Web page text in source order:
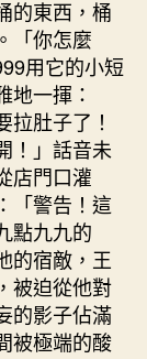
的東西，桶
「你怎麼
用它的小短
地一揮：
拉肚子了！
！」話音未
店門口灌
「警告！這
點九九的
的宿敵，王
被迫從他對
的影子佔滿
被極端的酸